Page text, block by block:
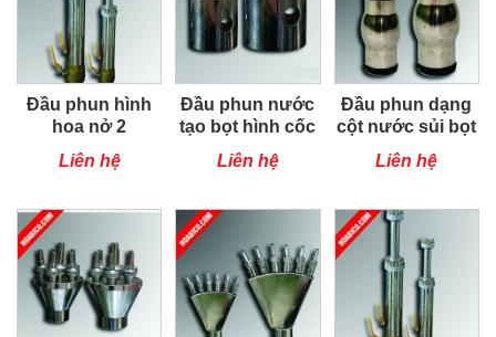
Đầu phun hình
hoa nở 2
Liên hệ
Đầu phun nước
tạo bọt hình cốc
Liên hệ
Đầu phun dạng
cột nước sủi bọt
Liên hệ